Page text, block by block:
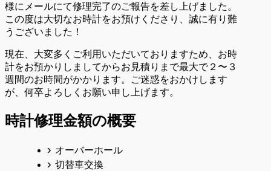
様にメールにて修理完了のご報告を差し上げました。
この度は大切なお時計をお預けくださり、誠に有り難
うございました！
現在、大変多くご利用いただいておりますため、お時
計をお預かりしましてからお見積りまで最大で２〜３
週間のお時間がかかります。ご迷惑をおかけします
が、何卒よろしくお願い申し上げます。
時計修理金額の概要
オーバーホール
切替車交換